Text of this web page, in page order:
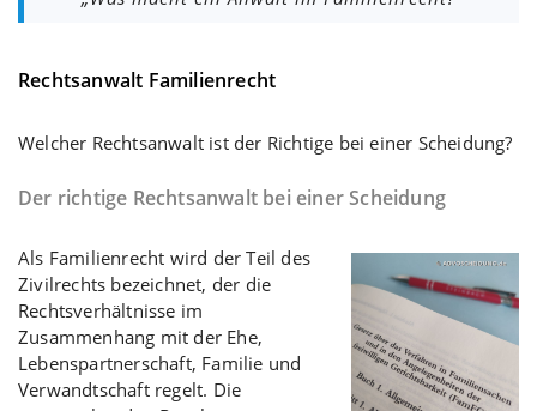
Rechtsanwalt Familienrecht
Welcher Rechtsanwalt ist der Richtige bei einer Scheidung?
Der richtige Rechtsanwalt bei einer Scheidung
Als Familienrecht wird der Teil des
Zivilrechts bezeichnet, der die
Rechtsverhältnisse im
Zusammenhang mit der Ehe,
Lebenspartnerschaft, Familie und
Verwandtschaft regelt. Die